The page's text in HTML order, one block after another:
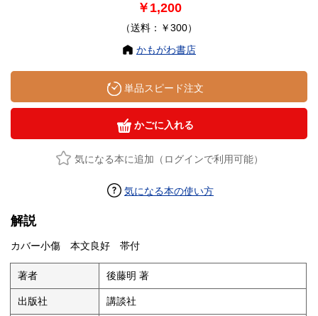
￥1,200
（送料：￥300）
かもがわ書店
単品スピード注文
かごに入れる
気になる本に追加（ログインで利用可能）
気になる本の使い方
解説
カバー小傷 本文良好 帯付
著者 後藤明 著
出版社 講談社